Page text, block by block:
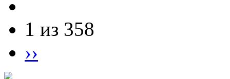
1 из 358
››